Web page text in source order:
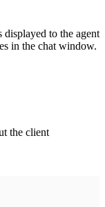
displayed to the agent
in the chat window.
the client